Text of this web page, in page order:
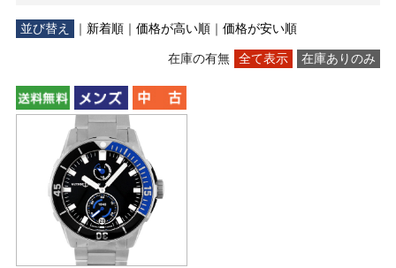
並び替え ｜ 新着順｜ 価格が高い順｜ 価格が安い順
在庫の有無 全て表示 在庫ありのみ